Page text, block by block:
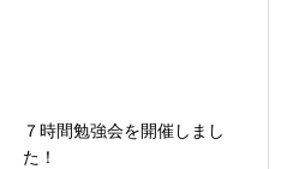
７時間勉強会を開催しまし
た！